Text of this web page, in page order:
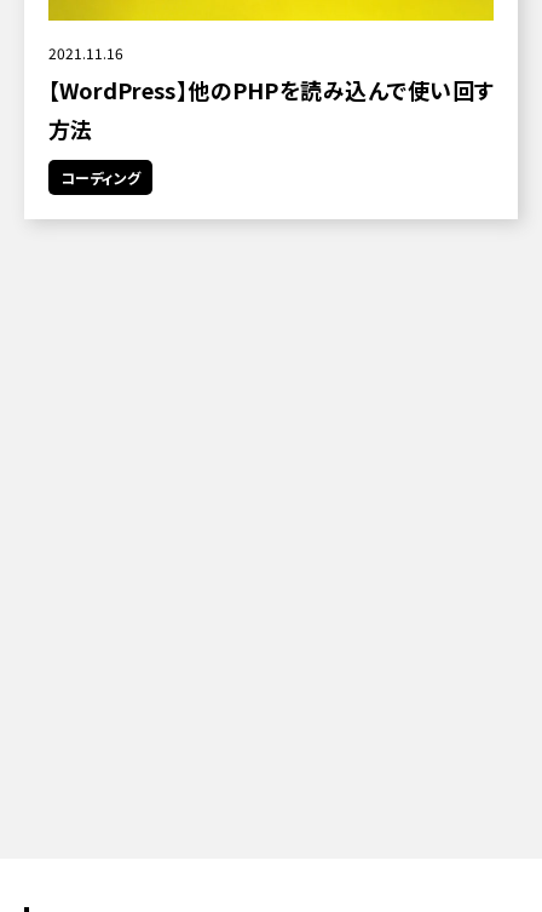
2021.11.16
【WordPress】他のPHPを読み込んで使い回す
方法
コーディング